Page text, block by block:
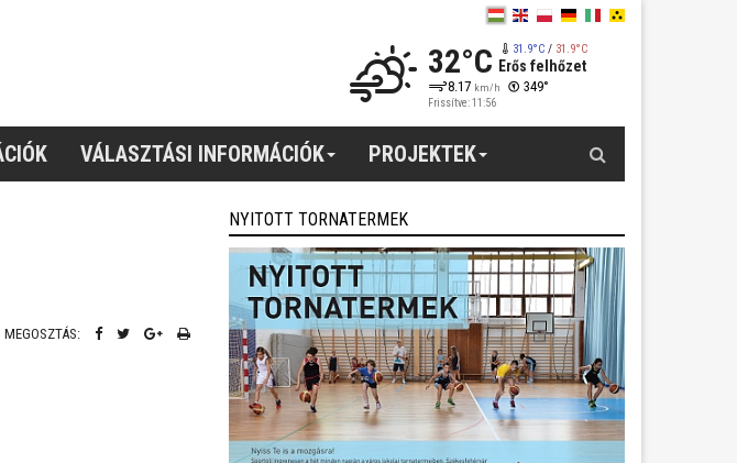
32°C 31.9°C/ 31.9°C
Erős felhőzet
8.17 km/h 349°
Frissítve: 11:56
VÁLASZTÁSI INFORMÁCIÓK PROJEKTEK
MEGOSZTÁS:
NYITOTT TORNATERMEK